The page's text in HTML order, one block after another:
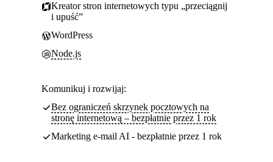
Kreator stron internetowych typu „przeciągnij
i upuść”
WordPress
Node.js
Komunikuj i rozwijaj:
Bez ograniczeń skrzynek pocztowych na
stronę internetową – bezpłatnie przez 1 rok
Marketing e-mail AI - bezpłatnie przez 1 rok